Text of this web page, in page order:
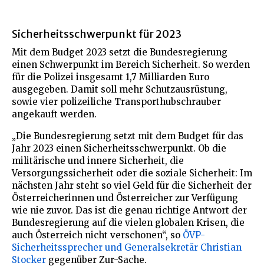
Sicherheitsschwerpunkt für 2023
Mit dem Budget 2023 setzt die Bundesregierung
einen Schwerpunkt im Bereich Sicherheit. So werden
für die Polizei insgesamt 1,7 Milliarden Euro
ausgegeben. Damit soll mehr Schutzausrüstung,
sowie vier polizeiliche Transporthubschrauber
angekauft werden.
„Die Bundesregierung setzt mit dem Budget für das
Jahr 2023 einen Sicherheitsschwerpunkt. Ob die
militärische und innere Sicherheit, die
Versorgungssicherheit oder die soziale Sicherheit: Im
nächsten Jahr steht so viel Geld für die Sicherheit der
Österreicherinnen und Österreicher zur Verfügung
wie nie zuvor. Das ist die genau richtige Antwort der
Bundesregierung auf die vielen globalen Krisen, die
auch Österreich nicht verschonen“, so ÖVP-
Sicherheitssprecher und Generalsekretär Christian
Stocker gegenüber Zur-Sache.